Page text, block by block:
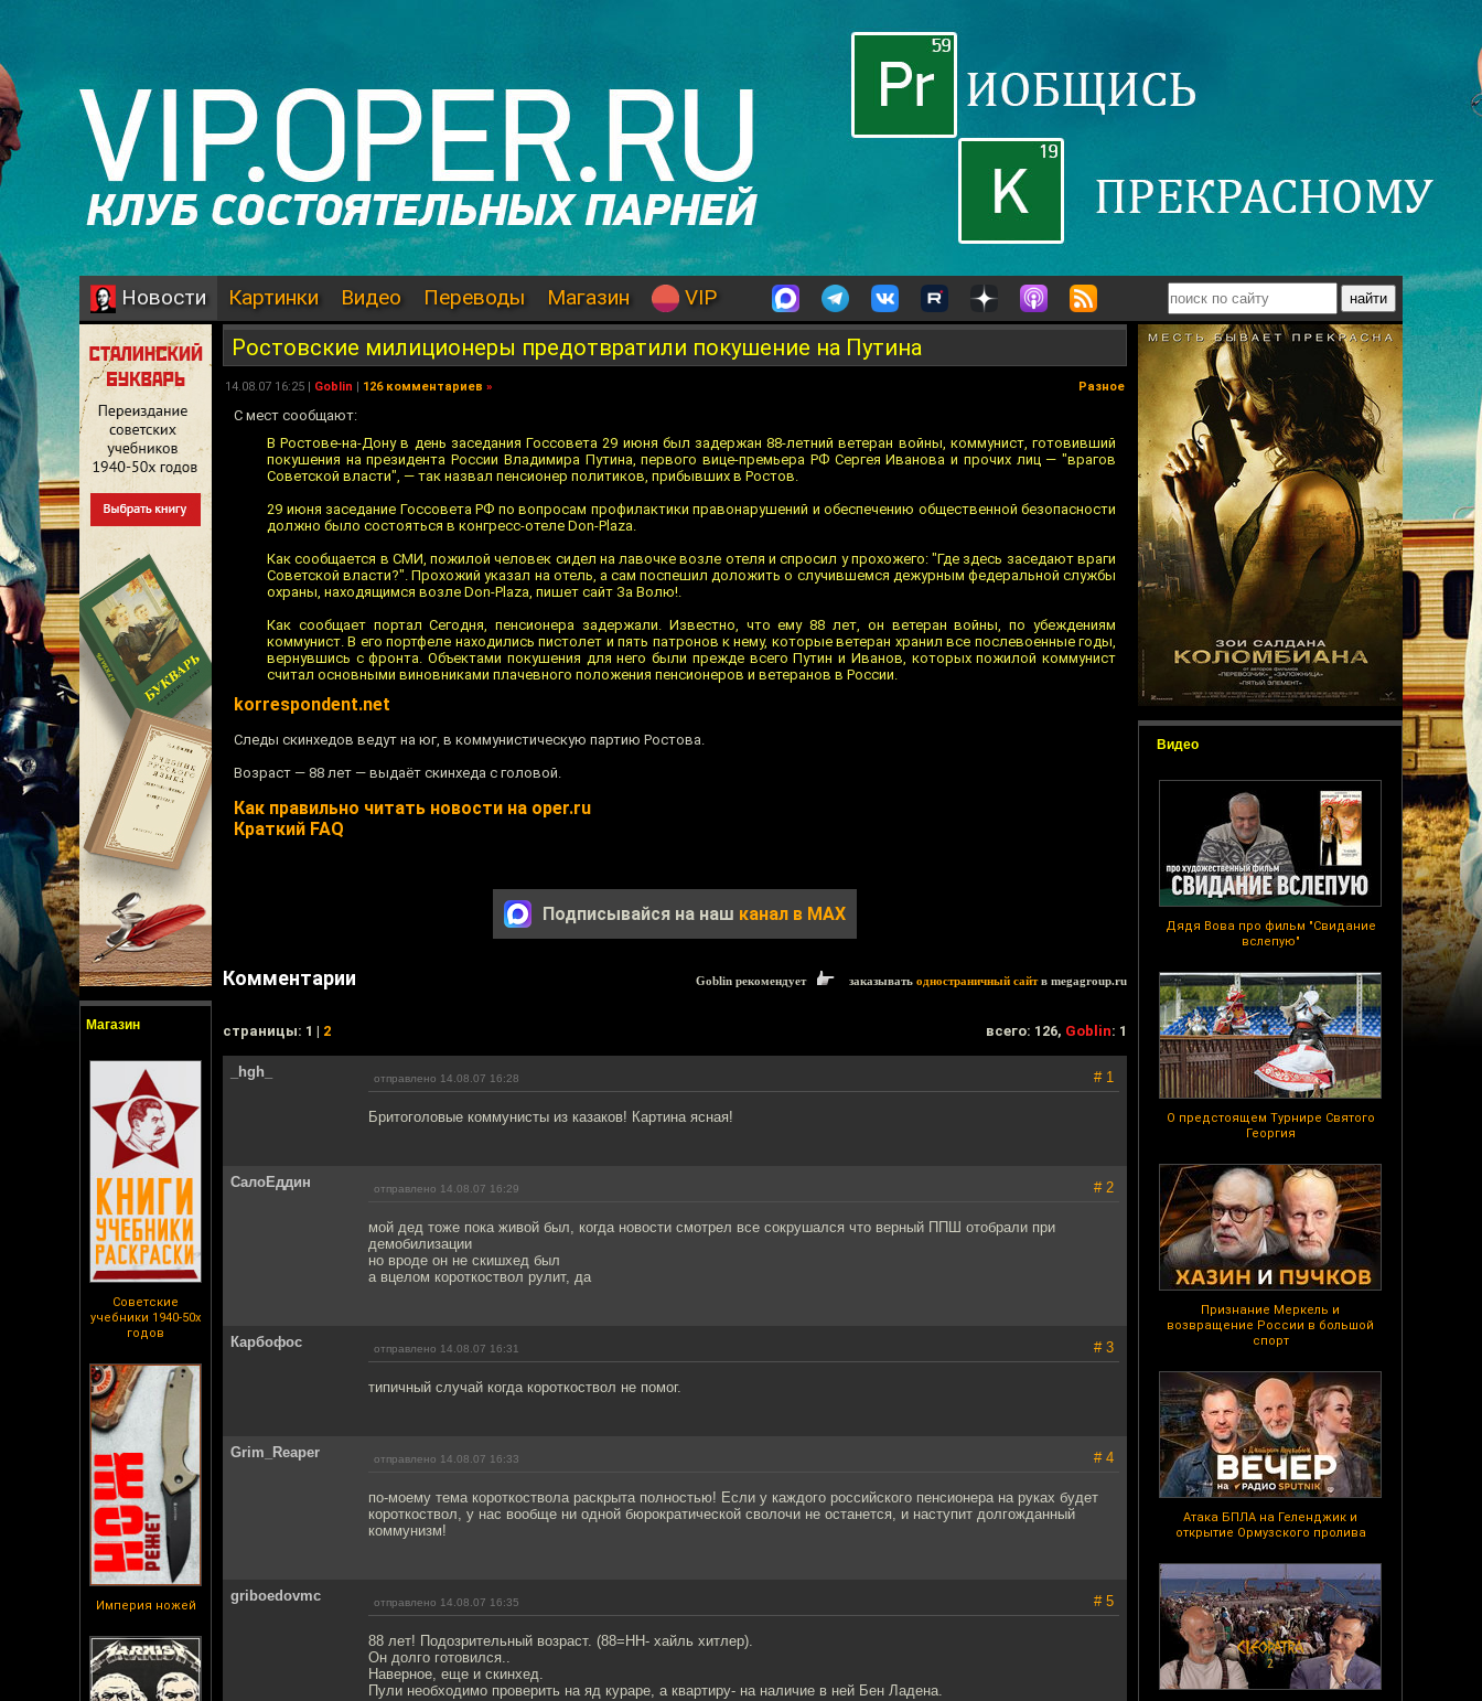
Новости Картинки Видео Переводы Магазин VIP
Магазин
Советские
учебники 1940-50х
годов
Империя ножей
Видео
Дядя Вова про фильм "Свидание
вслепую"
О предстоящем Турнире Святого
Георгия
Признание Меркель и
возвращение России в большой
спорт
Атака БПЛА на Геленджик и
открытие Ормузского пролива
Ростовские милиционеры предотвратили покушение на Путина
14.08.07 16:25 | Goblin | 126 комментариев » Разное
С мест сообщают:
В Ростове-на-Дону в день заседания Госсовета 29 июня был задержан 88-летний ветеран войны, коммунист, готовивший
покушения на президента России Владимира Путина, первого вице-премьера РФ Сергея Иванова и прочих лиц — "врагов
Советской власти", — так назвал пенсионер политиков, прибывших в Ростов.
29 июня заседание Госсовета РФ по вопросам профилактики правонарушений и обеспечению общественной безопасности
должно было состояться в конгресс-отеле Don-Plaza.
Как сообщается в СМИ, пожилой человек сидел на лавочке возле отеля и спросил у прохожего: "Где здесь заседают враги
Советской власти?". Прохожий указал на отель, а сам поспешил доложить о случившемся дежурным федеральной службы
охраны, находящимся возле Don-Plaza, пишет сайт За Волю!.
Как сообщает портал Сегодня, пенсионера задержали. Известно, что ему 88 лет, он ветеран войны, по убеждениям
коммунист. В его портфеле находились пистолет и пять патронов к нему, которые ветеран хранил все послевоенные годы,
вернувшись с фронта. Объектами покушения для него были прежде всего Путин и Иванов, которых пожилой коммунист
считал основными виновниками плачевного положения пенсионеров и ветеранов в России.
korrespondent.net
Следы скинхедов ведут на юг, в коммунистическую партию Ростова.
Возраст — 88 лет — выдаёт скинхеда с головой.
Как правильно читать новости на oper.ru
Краткий FAQ
Подписывайся на наш канал в MAX
Комментарии Goblin рекомендует заказывать одностраничный сайтв megagroup.ru
cтраницы: 1 | 2 всего: 126, Goblin: 1
_hgh_ отправлено 14.08.07 16:28 # 1
Бритоголовые коммунисты из казаков! Картина ясная!
СалоЕддин отправлено 14.08.07 16:29 # 2
мой дед тоже пока живой был, когда новости смотрел все сокрушался что верный ППШ отобрали при
демобилизации
но вроде он не скишхед был
а вцелом короткоствол рулит, да
Карбофос отправлено 14.08.07 16:31 # 3
типичный случай когда короткоствол не помог.
Grim_Reaper отправлено 14.08.07 16:33 # 4
по-моему тема короткоствола раскрыта полностью! Если у каждого российского пенсионера на руках будет
короткоствол, у нас вообще ни одной бюрократической сволочи не останется, и наступит долгожданный
коммунизм!
griboedovmc отправлено 14.08.07 16:35 # 5
88 лет! Подозрительный возраст. (88=НН- хайль хитлер).
Он долго готовился..
Наверное, еще и скинхед.
Пули необходимо проверить на яд кураре, а квартиру- на наличие в ней Бен Ладена.